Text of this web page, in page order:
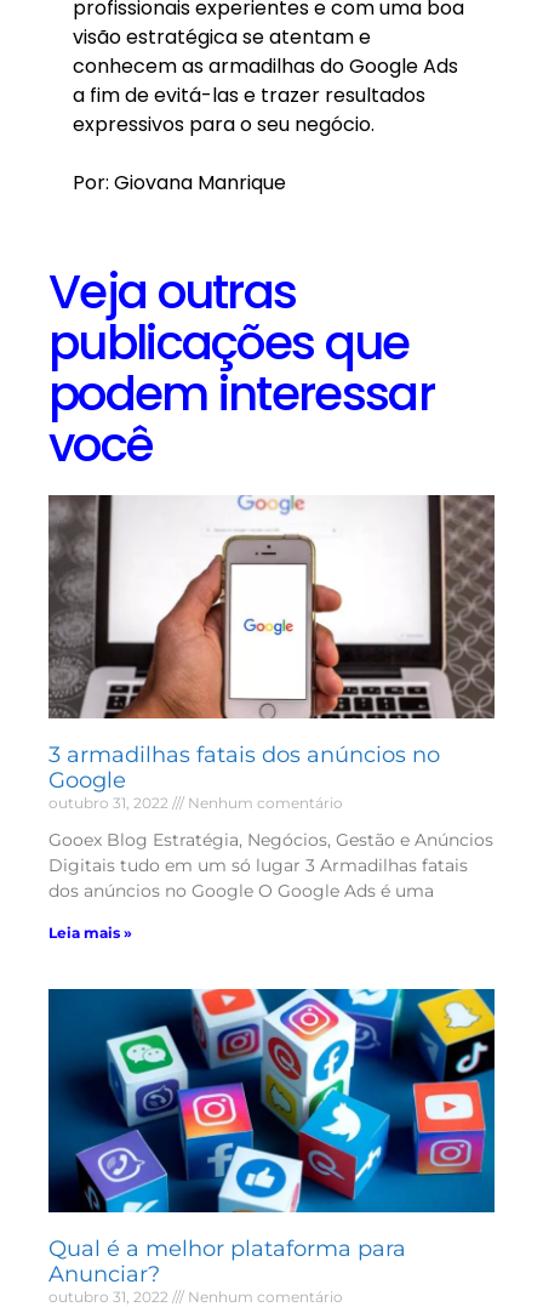
profissionais experientes e com uma boa
visão estratégica se atentam e
conhecem as armadilhas do Google Ads
a fim de evitá-las e trazer resultados
expressivos para o seu negócio.
Por: Giovana Manrique
Veja outras
publicações que
podem interessar
você
3 armadilhas fatais dos anúncios no
Google
outubro 31, 2022 Nenhum comentário
Gooex Blog Estratégia, Negócios, Gestão e Anúncios
Digitais tudo em um só lugar 3 Armadilhas fatais
dos anúncios no Google O Google Ads é uma
Leia mais »
Qual é a melhor plataforma para
Anunciar?
outubro 31, 2022 Nenhum comentário